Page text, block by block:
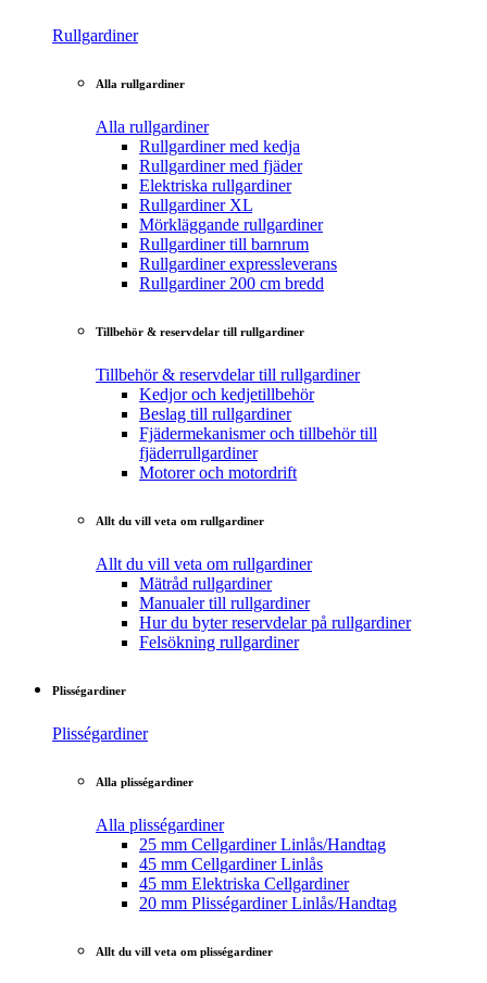
Rullgardiner
Alla rullgardiner
Alla rullgardiner
Rullgardiner med kedja
Rullgardiner med fjäder
Elektriska rullgardiner
Rullgardiner XL
Mörkläggande rullgardiner
Rullgardiner till barnrum
Rullgardiner expressleverans
Rullgardiner 200 cm bredd
Tillbehör & reservdelar till rullgardiner
Tillbehör & reservdelar till rullgardiner
Kedjor och kedjetillbehör
Beslag till rullgardiner
Fjädermekanismer och tillbehör till
fjäderrullgardiner
Motorer och motordrift
Allt du vill veta om rullgardiner
Allt du vill veta om rullgardiner
Mätråd rullgardiner
Manualer till rullgardiner
Hur du byter reservdelar på rullgardiner
Felsökning rullgardiner
Plisségardiner
Plisségardiner
Alla plisségardiner
Alla plisségardiner
25 mm Cellgardiner Linlås/Handtag
45 mm Cellgardiner Linlås
45 mm Elektriska Cellgardiner
20 mm Plisségardiner Linlås/Handtag
Allt du vill veta om plisségardiner